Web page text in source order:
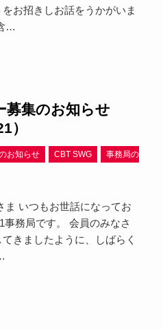
お招きしお話をうかがいま
…
募集のお知らせ
）
お知らせ CBT SWG
事務局の
ま いつもお世話になってお
事務局です。 会員のみなさ
きましたように、しばらく